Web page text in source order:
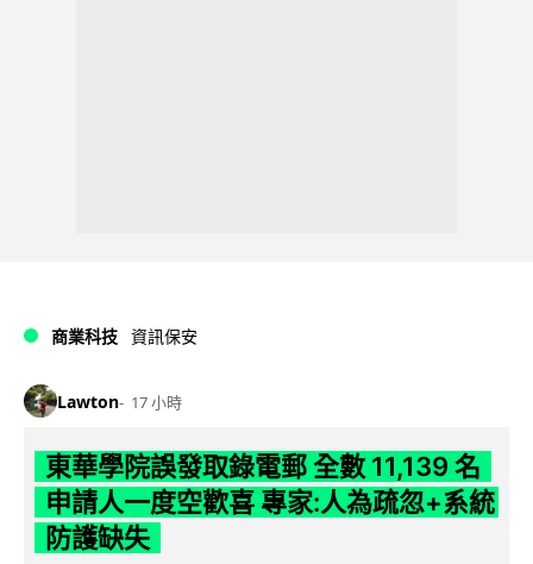
商業科技 資訊保安
Lawton 17 小時
東華學院誤發取錄電郵 全數 11,139 名
申請人一度空歡喜 專家:人為疏忽+系統
防護缺失